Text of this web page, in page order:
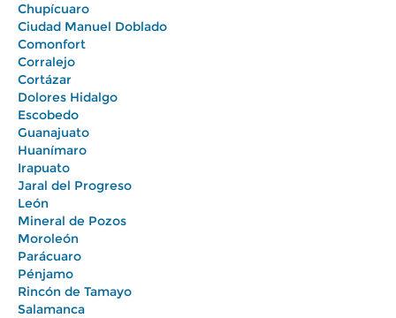
Chupícuaro
Ciudad Manuel Doblado
Comonfort
Corralejo
Cortázar
Dolores Hidalgo
Escobedo
Guanajuato
Huanímaro
Irapuato
Jaral del Progreso
León
Mineral de Pozos
Moroleón
Parácuaro
Pénjamo
Rincón de Tamayo
Salamanca